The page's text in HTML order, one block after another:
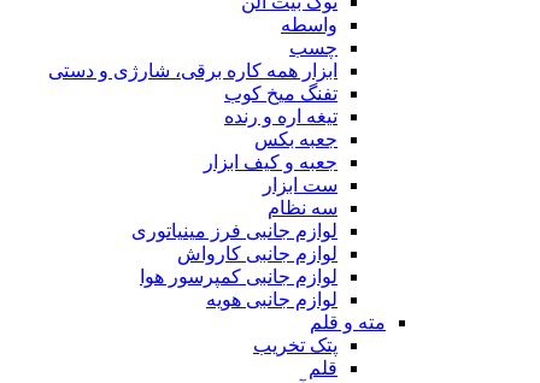
واسطه
چسب
ابزار همه کاره برقی، شارژی و دستی
تفنگ میخ کوب
تیغه اره و رنده
جعبه بکس
جعبه و کیف ابزار
ست ابزار
سه نظام
لوازم جانبی فرز مینیاتوری
لوازم جانبی کارواش
لوازم جانبی کمپرسور هوا
لوازم جانبی هویه
مته و قلم
پتک تخریب
قلم